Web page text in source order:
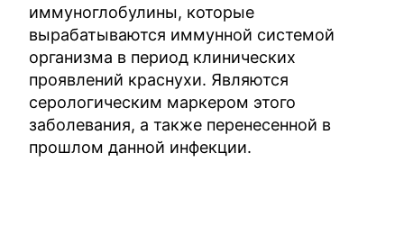
иммуноглобулины, которые
вырабатываются иммунной системой
организма в период клинических
проявлений краснухи. Являются
серологическим маркером этого
заболевания, а также перенесенной в
прошлом данной инфекции.